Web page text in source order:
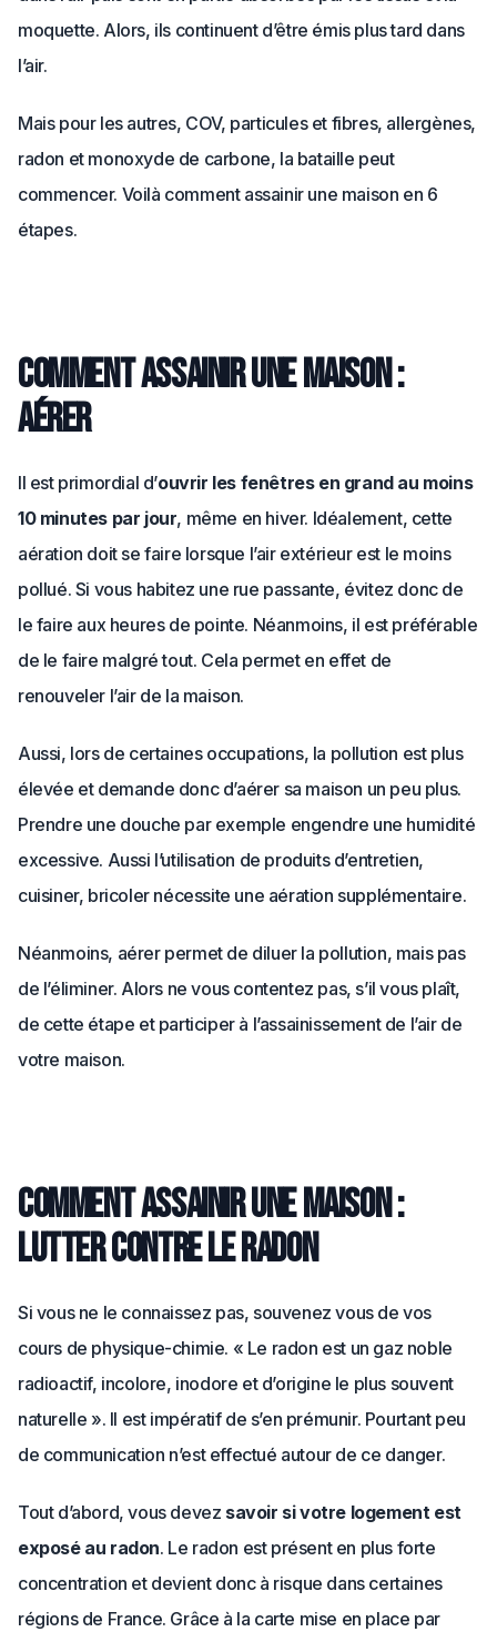
moquette. Alors, ils continuent d’être émis plus tard dans
l’air.
Mais pour les autres, COV, particules et fibres, allergènes,
radon et monoxyde de carbone, la bataille peut
commencer. Voilà comment assainir une maison en 6
étapes.
Comment assainir une maison :
aérer
Il est primordial d’ouvrir les fenêtres en grand au moins
10 minutes par jour, même en hiver. Idéalement, cette
aération doit se faire lorsque l’air extérieur est le moins
pollué. Si vous habitez une rue passante, évitez donc de
le faire aux heures de pointe. Néanmoins, il est préférable
de le faire malgré tout. Cela permet en effet de
renouveler l’air de la maison.
Aussi, lors de certaines occupations, la pollution est plus
élevée et demande donc d’aérer sa maison un peu plus.
Prendre une douche par exemple engendre une humidité
excessive. Aussi l’utilisation de produits d’entretien,
cuisiner, bricoler nécessite une aération supplémentaire.
Néanmoins, aérer permet de diluer la pollution, mais pas
de l’éliminer. Alors ne vous contentez pas, s’il vous plaît,
de cette étape et participer à l’assainissement de l’air de
votre maison.
Comment assainir une maison :
lutter contre le radon
Si vous ne le connaissez pas, souvenez vous de vos
cours de physique-chimie. « Le radon est un gaz noble
radioactif, incolore, inodore et d’origine le plus souvent
naturelle ». Il est impératif de s’en prémunir. Pourtant peu
de communication n’est effectué autour de ce danger.
Tout d’abord, vous devez savoir si votre logement est
exposé au radon. Le radon est présent en plus forte
concentration et devient donc à risque dans certaines
régions de France. Grâce à la carte mise en place par